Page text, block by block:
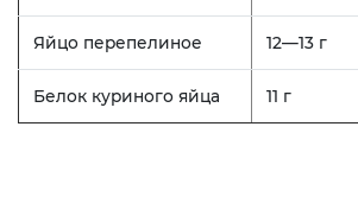
Яйцо перепелиное 12—13 г
Белок куриного яйца 11 г